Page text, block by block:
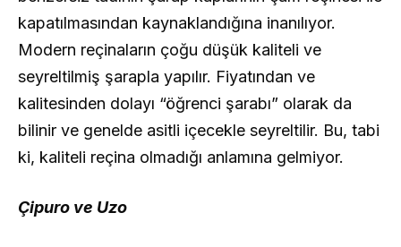
kapatılmasından kaynaklandığına inanılıyor.
Modern reçinaların çoğu düşük kaliteli ve
seyreltilmiş şarapla yapılır. Fiyatından ve
kalitesinden dolayı “öğrenci şarabı” olarak da
bilinir ve genelde asitli içecekle seyreltilir. Bu, tabi
ki, kaliteli reçina olmadığı anlamına gelmiyor.
Çipuro ve Uzo